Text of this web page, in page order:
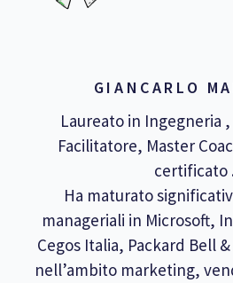
GIANCARLO
Laureato in Ingegneria
Facilitatore, Master
certificato
Ha maturato
manageriali in Microsoft,
Cegos Italia, Packard Bell
nell’ambito marketing,